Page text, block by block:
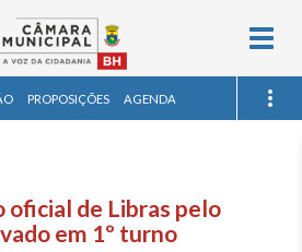
PROPOSIÇÕES AGENDA
oficial de Libras pelo
em 1º turno